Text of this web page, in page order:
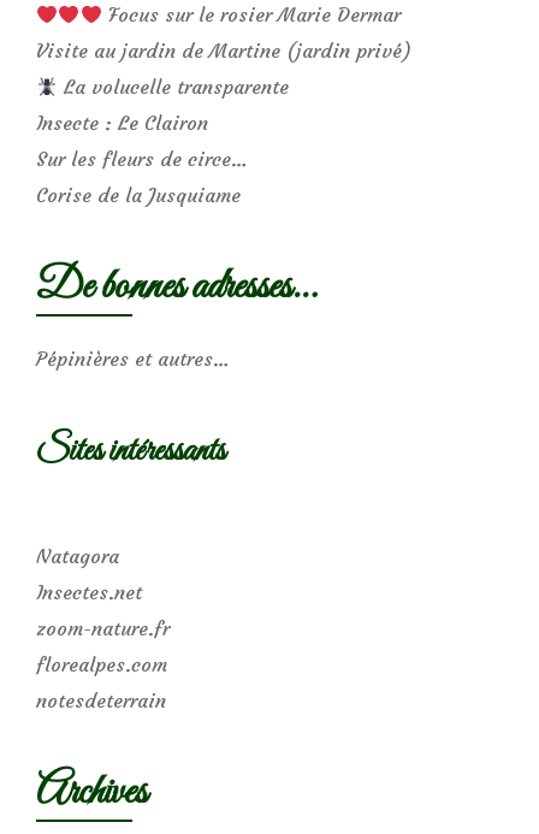
Focus sur le rosier Marie Dermar
Visite au jardin de Martine (jardin privé)
La volucelle transparente
Insecte : Le Clairon
Sur les fleurs de circe…
Corise de la Jusquiame
De bonnes adresses…
Pépinières et autres…
Sites intéressants
Natagora
Insectes.net
zoom-nature.fr
florealpes.com
notesdeterrain
Archives